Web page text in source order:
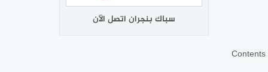
سباك بنجران اتصل الآن
Contents